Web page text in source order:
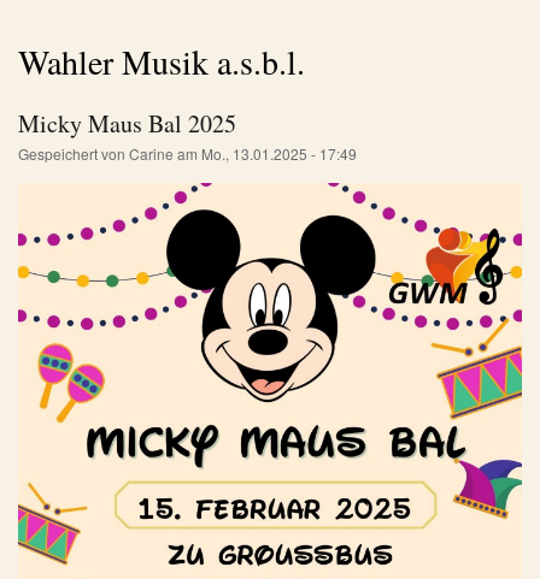
Wahler Musik a.s.b.l.
Micky Maus Bal 2025
Gespeichert von Carine am Mo., 13.01.2025 - 17:49